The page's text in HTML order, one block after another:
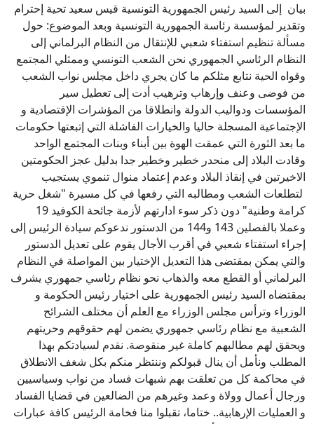
بيان إلى السيد رئيس الجمهورية التونسية قيس سعيد تحية إحترام
وتقدير لمؤسسة رئاسة الجمهورية التونسية وبعد الموضوع: حول
مسألة تنظيم استفتاء شعبي للإنتقال من النظام البرلماني إلى
النظام الرئاسي الجمهوري نحن الشعب التونسي وممثلي المجتمع
وقواه الحية نتابع مثلكم ما كان يجري داخل مجلس نواب الشعب
من فوضى وعنف وإرهاب وترهيب أدت إلى تعطيل سير
المؤسسات ودواليب الدولة وانطلاقا من المؤشرات الإقتصادية و
الإجتماعية المسجلة حاليا والخيارات الفاشلة التي إتبعتها حكومات
ما بعد الثورة التي عمقت الهوة بين أبناء وبنات المجتمع الواحد
وقادت البلاد إلى منحدر خطير وخطير جدا بدليل عجز الحكومتين
الاخيرتين في إنقاذ البلاد وعدم إعتماد منوال تنموي يستجيب
لتطلعات الشعب ومطالبه التي رفعها في كل مسيرة "شغل حرية
كرامة وطنية" دون ذكر سوء ادارتهم لأزمة جائحة الكوفيد 19
وعملا بالفصلين 143 و144 من الدستور ندعوكم سيادة الرئيس إلى
إجراء استفتاء شعبي في أقرب الأجال يقوم على تعديل الدستور
والتي يمكن بمقتضى هذا التعديل الإختيار بين المواصلة في النظام
البرلماني أو القطع معه والذهاب نحو نظام رئاسي جمهوري يشرف
بمقتضاه السيد رئيس الجمهورية على اختيار رئيس الحكومة و
الوزراء وترأس مجلس الوزراء مع العلم أن مختلف الشرائح
الشعبية مع نظام رئاسي جمهوري يضمن لهم حقوقهم وحريتهم
ويحقق لهم مطالبهم كاملة غير منقوصة. نقدم لسيادتكم بهذا
المطلب ونأمل أن ينال قبولكم وننتظر منكم بكل شغف الانطلاق
في محاكمة كل من تعلقت بهم شبهات فساد من نواب وسياسيين
ورجال أعمال وولاة وعمد وغيرهم من الضالعين في قضايا الفساد
و العمليات الإرهابية.. ختاما، تقبلوا منا فخامة الرئيس كافة عبارات